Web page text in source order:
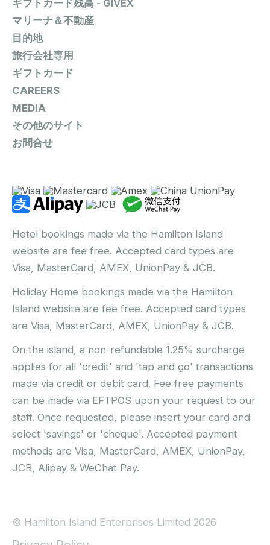
ギフトカード残高 - GIVEX
マリーナ＆不動産
目的地
旅行会社専用
ギフトカード
CAREERS
MEDIA
その他のサイト
お問合せ
Hotel bookings made via the Hamilton Island
website are fee free. Accepted card types are
Visa, MasterCard, AMEX, UnionPay & JCB.
Holiday Home bookings made via the Hamilton
Island website are fee free. Accepted card types
are Visa, MasterCard, AMEX, UnionPay & JCB.
On the island, a non-refundable 1.25% surcharge
applies for all 'credit' and 'tap and go' transactions
made via credit or debit card. Fee free payments
can be made via EFTPOS upon your request to our
staff. Once requested, please insert your card and
select 'savings' or 'cheque'. Accepted payment
methods are Visa, MasterCard, AMEX, UnionPay,
JCB, Alipay & WeChat Pay.
© Hamilton Island Enterprises Limited 2026